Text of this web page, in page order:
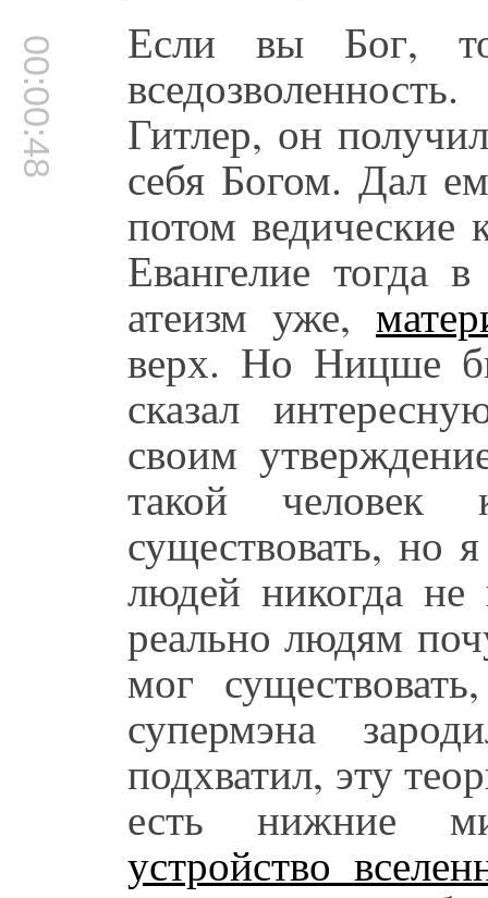
00:00:48 Если вы Бог,
Гитлер, он
себя Богом. Дал
потом
Евангелие тогда
атеизм уже,
верх. Но Ницше
сказал
своим
такой
существовать, но
людей никогда
реально людям
мог
супермэна
подхватил, эту
есть нижние
устройство